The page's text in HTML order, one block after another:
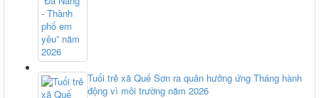
Tuổi trẻ xã Quế Sơn ra quân hưởng ứng Tháng hành
động vì môi trường năm 2026